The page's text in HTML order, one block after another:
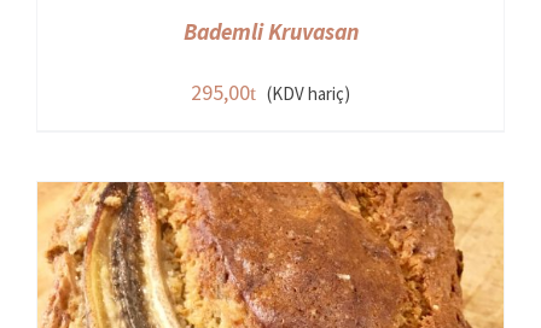
Bademli Kruvasan
295,00 (KDV hariç)